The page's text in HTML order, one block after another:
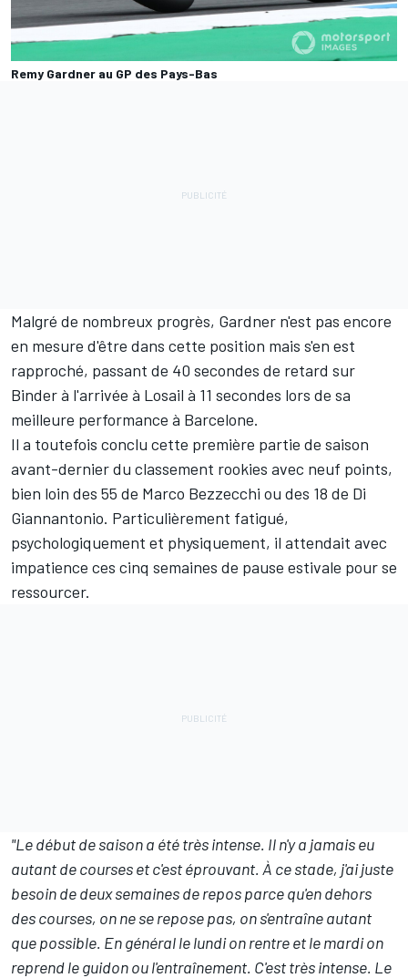
Remy Gardner au GP des Pays-Bas
Malgré de nombreux progrès, Gardner n'est pas encore
en mesure d'être dans cette position mais s'en est
rapproché, passant de 40 secondes de retard sur
Binder à l'arrivée à Losail à 11 secondes lors de sa
meilleure performance à Barcelone.
Il a toutefois conclu cette première partie de saison
avant-dernier du classement rookies avec neuf points,
bien loin des 55 de Marco Bezzecchi ou des 18 de Di
Giannantonio. Particulièrement fatigué,
psychologiquement et physiquement, il attendait avec
impatience ces cinq semaines de pause estivale pour se
ressourcer.
"Le début de saison a été très intense. Il n'y a jamais eu
autant de courses et c'est éprouvant. À ce stade, j'ai juste
besoin de deux semaines de repos parce qu'en dehors
des courses, on ne se repose pas, on s'entraîne autant
que possible. En général le lundi on rentre et le mardi on
reprend le guidon ou l'entraînement. C'est très intense. Le